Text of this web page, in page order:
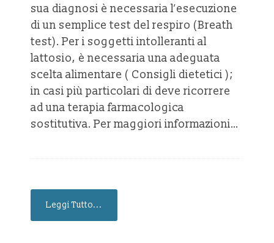
sua diagnosi è necessaria l’esecuzione
di un semplice test del respiro (Breath
test). Per i soggetti intolleranti al
lattosio, è necessaria una adeguata
scelta alimentare ( Consigli dietetici );
in casi più particolari di deve ricorrere
ad una terapia farmacologica
sostitutiva. Per maggiori informazioni…
Leggi Tutto...